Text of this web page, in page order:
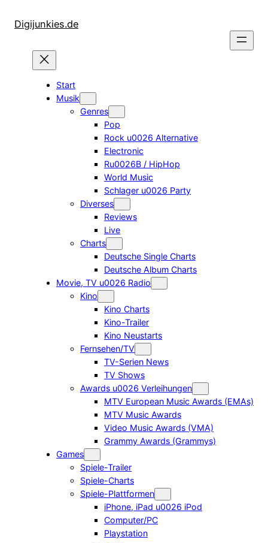
InhaltDigijunkies.de
Start
Musik
Genres
Pop
Rock u0026 Alternative
Electronic
Ru0026B / HipHop
World Music
Schlager u0026 Party
Diverses
Reviews
Live
Charts
Deutsche Single Charts
Deutsche Album Charts
Movie, TV u0026 Radio
Kino
Kino Charts
Kino-Trailer
Kino Neustarts
Fernsehen/TV
TV-Serien News
TV Shows
Awards u0026 Verleihungen
MTV European Music Awards (EMAs)
MTV Music Awards
Video Music Awards (VMA)
Grammy Awards (Grammys)
Games
Spiele-Trailer
Spiele-Charts
Spiele-Plattformen
iPhone, iPad u0026 iPod
Computer/PC
Playstation